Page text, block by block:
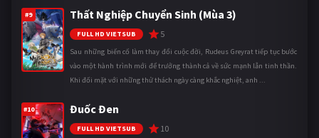
#9 Thất Nghiệp Chuyển Sinh (Mùa 3)
FULL HD VIETSUB 5
Sau những biến cố làm thay đổi cuộc đời, Rudeus Greyrat tiếp tục bước
vào một hành trình mới để trưởng thành cả về sức mạnh lẫn tinh thần.
Khi đối mặt với những thử thách ngày càng khắc nghiệt, anh ...
#10 Đuốc Đen
FULL HD VIETSUB 10